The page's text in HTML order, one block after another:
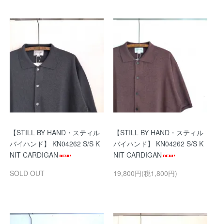
【STILL BY HAND・スティル
バイハンド】 KN04262 S/S K
NIT CARDIGAN
SOLD OUT
【STILL BY HAND・スティル
バイハンド】 KN04262 S/S K
NIT CARDIGAN
19,800円(税1,800円)